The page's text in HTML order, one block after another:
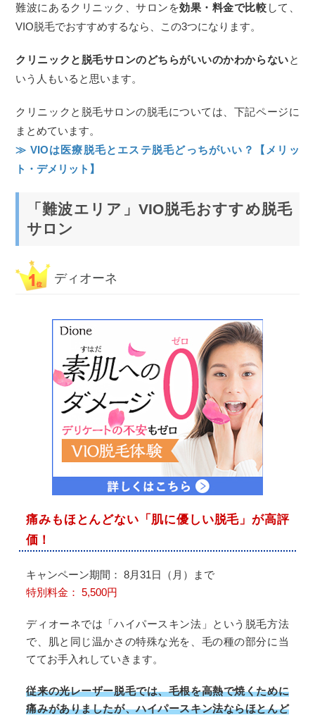
難波にあるクリニック、サロンを効果・料金で比較 して、
VIO脱毛でおすすめするなら、この3つになります。
クリニックと脱毛サロンのどちらがいいのかわからないと
いう人もいると思います。
クリニックと脱毛サロンの脱毛については、下記ページに
まとめています。
≫ VIOは医療脱毛とエステ脱毛どっちがいい？【メリッ
ト・デメリット】
「難波エリア」VIO脱毛おすすめ脱毛
サロン
ディオーネ
痛みもほとんどない「肌に優しい脱毛」が高評
価！
キャンペーン期間： 8月31日（月）まで
特別料金： 5,500円
ディオーネでは「ハイパースキン法」という脱毛方法
で、肌と同じ温かさの特殊な光を、毛の種の部分に当
ててお手入れしていきます。
従来の光レーザー脱毛では、毛根を高熱で焼くために
痛みがありましたが、ハイパースキン法ならほとんど